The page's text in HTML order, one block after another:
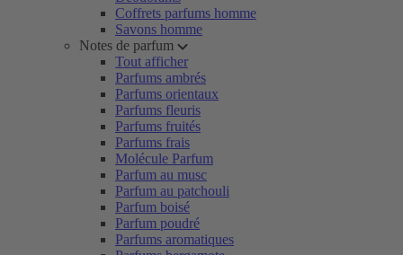
Coffrets parfums homme
Savons homme
Notes de parfum
Tout afficher
Parfums ambrés
Parfums orientaux
Parfums fleuris
Parfums fruités
Parfums frais
Molécule Parfum
Parfum au musc
Parfum au patchouli
Parfum boisé
Parfum poudré
Parfums aromatiques